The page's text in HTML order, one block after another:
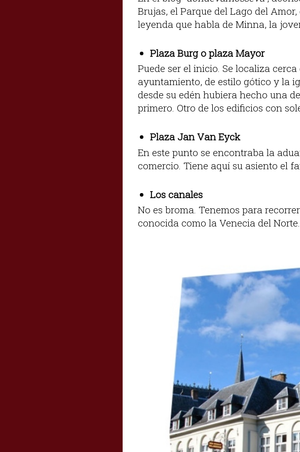
Brujas, el Parque del Lago del
leyenda que habla de Minna, la
Plaza Burg o plaza Mayor
Puede ser el inicio. Se localiza
ayuntamiento, de estilo gótico y la
desde su edén hubiera hecho una
primero. Otro de los edificios con
Plaza Jan Van Eyck
En este punto se encontraba la
comercio. Tiene aquí su asiento el
Los canales
No es broma. Tenemos para
conocida como la Venecia del Norte.